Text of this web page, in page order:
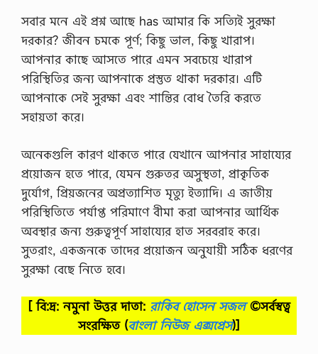
সবার মনে এই প্রশ্ন আছে has আমার কি সত্যিই সুরক্ষা
দরকার? জীবন চমকে পূর্ণ; কিছু ভাল, কিছু খারাপ।
আপনার কাছে আসতে পারে এমন সবচেয়ে খারাপ
পরিস্থিতির জন্য আপনাকে প্রস্তুত থাকা দরকার। এটি
আপনাকে সেই সুরক্ষা এবং শান্তির বোধ তৈরি করতে
সহায়তা করে।
অনেকগুলি কারণ থাকতে পারে যেখানে আপনার সাহায্যের
প্রয়োজন হতে পারে, যেমন গুরুতর অসুস্থতা, প্রাকৃতিক
দুর্যোগ, প্রিয়জনের অপ্রত্যাশিত মৃত্যু ইত্যাদি। এ জাতীয়
পরিস্থিতিতে পর্যাপ্ত পরিমাণে বীমা করা আপনার আর্থিক
অবস্থার জন্য গুরুত্বপূর্ণ সাহায্যের হাত সরবরাহ করে।
সুতরাং, একজনকে তাদের প্রয়োজন অনুযায়ী সঠিক ধরণের
সুরক্ষা বেছে নিতে হবে।
[ বি:দ্র: নমুনা উত্তর দাতা: রাকিব হোসেন সজল©সর্বস্বত্ব
সংরক্ষিত (বাংলা নিউজ এক্সপ্রেস)]